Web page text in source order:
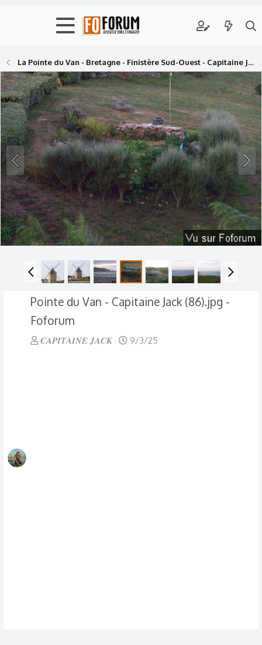
La Pointe du Van - Bretagne - Finistère Sud-Ouest - Capitaine Jack
Pointe du Van - Capitaine Jack (86).jpg -
Foforum
𝑪𝑨𝑷𝑰𝑻𝑨𝑰𝑵𝑬 𝑱𝑨𝑪𝑲 9/3/25